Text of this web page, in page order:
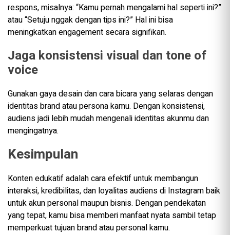
respons, misalnya: “Kamu pernah mengalami hal seperti ini?”
atau “Setuju nggak dengan tips ini?” Hal ini bisa
meningkatkan engagement secara signifikan.
Jaga konsistensi visual dan tone of
voice
Gunakan gaya desain dan cara bicara yang selaras dengan
identitas brand atau persona kamu. Dengan konsistensi,
audiens jadi lebih mudah mengenali identitas akunmu dan
mengingatnya.
Kesimpulan
Konten edukatif adalah cara efektif untuk membangun
interaksi, kredibilitas, dan loyalitas audiens di Instagram baik
untuk akun personal maupun bisnis. Dengan pendekatan
yang tepat, kamu bisa memberi manfaat nyata sambil tetap
memperkuat tujuan brand atau personal kamu.